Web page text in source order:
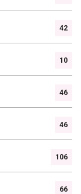
42
10
46
46
106
66